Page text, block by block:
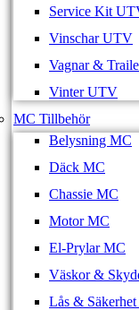
Service Kit
Vinschar UTV
Vagnar &
Vinter UTV
MC Tillbehör
Belysning MC
Däck MC
Chassie MC
Motor MC
El-Prylar MC
Väskor &
Lås &